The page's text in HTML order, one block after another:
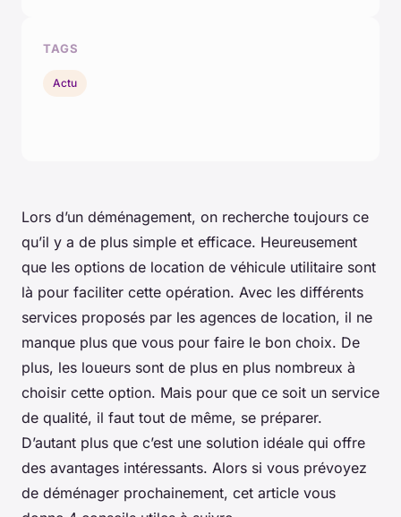
Lors d’un déménagement, on recherche toujours ce
qu’il y a de plus simple et efficace. Heureusement
que les options de location de véhicule utilitaire sont
là pour faciliter cette opération. Avec les différents
services proposés par les agences de location, il ne
manque plus que vous pour faire le bon choix. De
plus, les loueurs sont de plus en plus nombreux à
choisir cette option. Mais pour que ce soit un service
de qualité, il faut tout de même, se préparer.
D’autant plus que c’est une solution idéale qui offre
des avantages intéressants. Alors si vous prévoyez
de déménager prochainement, cet article vous
TAGS
Actu